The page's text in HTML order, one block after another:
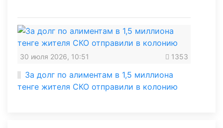
30 июля 2026, 10:51 1353
За долг по алиментам в 1,5 миллиона
тенге жителя СКО отправили в колонию